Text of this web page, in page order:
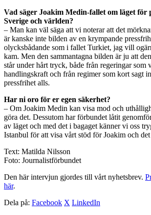
Vad säger Joakim Medin-fallet om läget för
Sverige och världen?
– Man kan väl säga att vi noterar att det
är kanske inte bilden av en krympande
olycksbådande som i fallet Turkiet, jag vill
kam. Men den sammantagna bilden är ju att
står under hårt tryck, både från regeringar som
handlingskraft och från regimer som kort sagt
pressfrihet alls.
Har ni oro för er egen säkerhet?
– Om Joakim Medin kan visa mod och
göra det. Dessutom har förbundet låtit
av läget och med det i bagaget känner vi oss
Istanbul för att visa vårt stöd för Joakim och
Text: Matilda Nilsson
Foto: Journalistförbundet
Den här intervjun gjordes till vårt nyhetsbrev.
här.
Dela på: Facebook X LinkedIn